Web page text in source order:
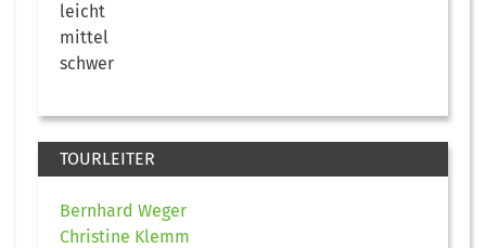
leicht
mittel
schwer
TOURLEITER
Bernhard Weger
Christine Klemm